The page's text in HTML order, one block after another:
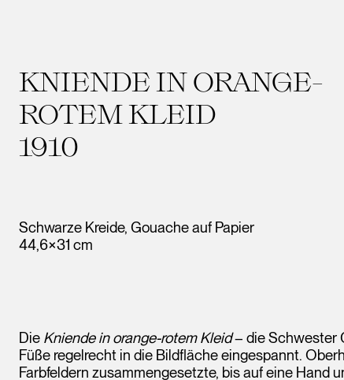
KNIENDE IN ORANGE-
ROTEM KLEID
1910
Schwarze Kreide, Gouache auf Papier
44,6×31 cm
Die Kniende in orange-rotem Kleid– die Schwester
Füße regelrecht in die Bildfläche eingespannt.
Farbfeldern zusammengesetzte, bis auf eine Hand